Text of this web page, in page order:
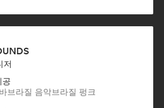
저
공
브라질 음악브라질 펑크